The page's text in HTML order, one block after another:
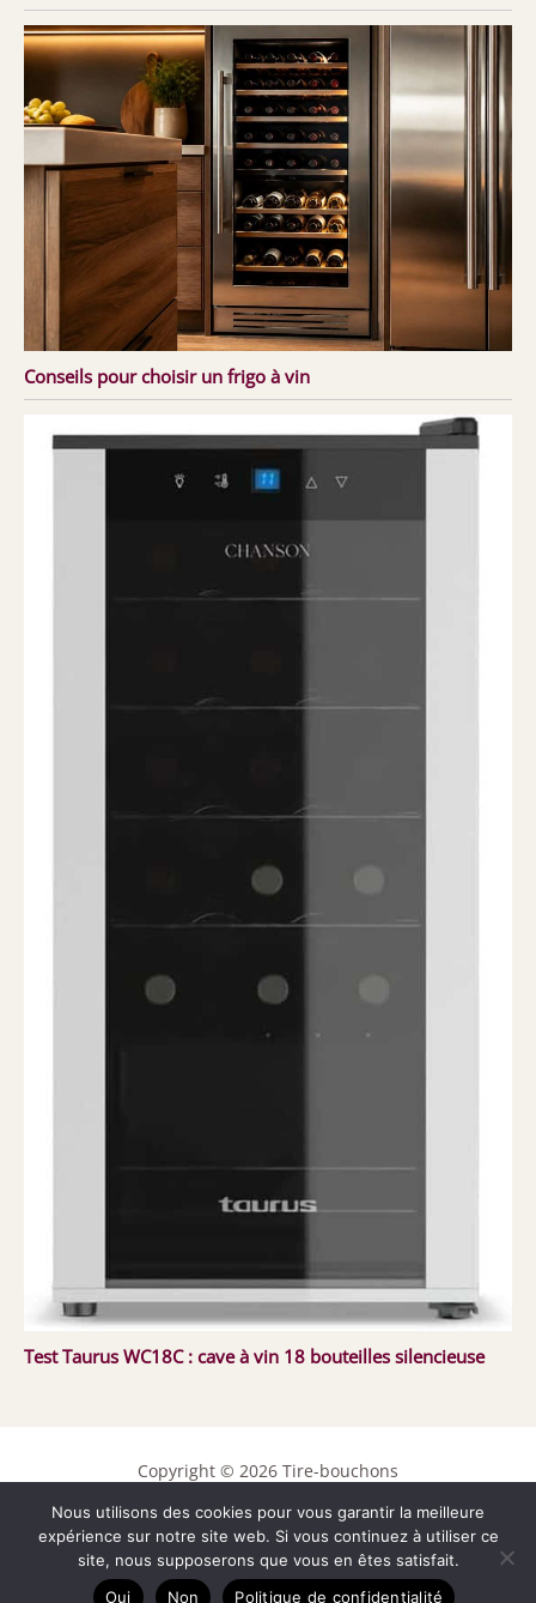
Conseils pour choisir un frigo à vin
Test Taurus WC18C : cave à vin 18 bouteilles silencieuse
Copyright © 2026 Tire-bouchons
Contact
Mentions légales
Politique de confidentialité
Nous utilisons des cookies pour vous garantir la meilleure
expérience sur notre site web. Si vous continuez à utiliser ce
site, nous supposerons que vous en êtes satisfait.
Oui
Non Politique de confidentialité